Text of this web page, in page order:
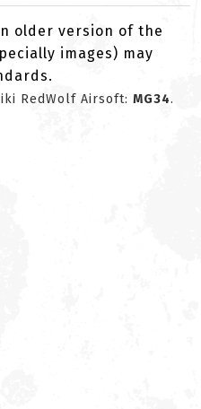
older version of the
images) may
RedWolf Airsoft: MG34.